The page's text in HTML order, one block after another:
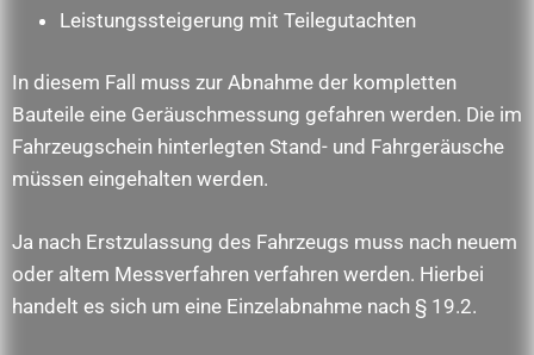
Leistungssteigerung mit Teilegutachten
In diesem Fall muss zur Abnahme der kompletten
Bauteile eine Geräuschmessung gefahren werden. Die im
Fahrzeugschein hinterlegten Stand- und Fahrgeräusche
müssen eingehalten werden.
Ja nach Erstzulassung des Fahrzeugs muss nach neuem
oder altem Messverfahren verfahren werden. Hierbei
handelt es sich um eine Einzelabnahme nach § 19.2.